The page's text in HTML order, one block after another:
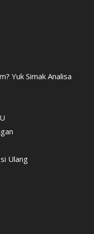
Yuk Simak Analisa
Ulang